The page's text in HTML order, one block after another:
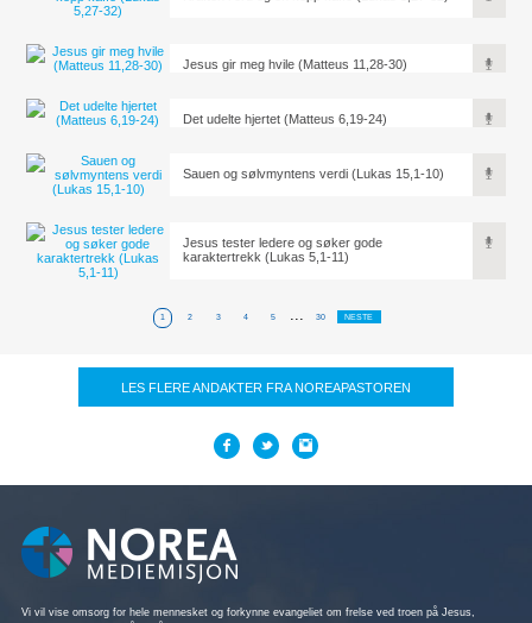
Jesus gir meg hvile (Matteus 11,28-30)
Det udelte hjertet (Matteus 6,19-24)
Sauen og sølvmyntens verdi (Lukas 15,1-10)
Jesus tester ledere og søker gode
karaktertrekk (Lukas 5,1-11)
1 2 3 4 5 ... 30 NESTE
LES FLERE ANDAKTER FRA NOREAPASTOREN
Vi vil vise omsorg for hele mennesket og forkynne evangeliet om frelse ved troen på Jesus,